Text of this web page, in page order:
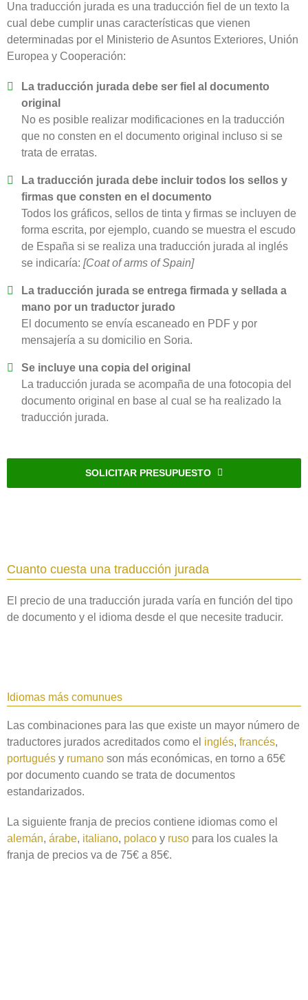
Una traducción jurada es una traducción fiel de un texto la
cual debe cumplir unas características que vienen
determinadas por el Ministerio de Asuntos Exteriores, Unión
Europea y Cooperación:
La traducción jurada debe ser fiel al documento
original
No es posible realizar modificaciones en la traducción
que no consten en el documento original incluso si se
trata de erratas.
La traducción jurada debe incluir todos los sellos y
firmas que consten en el documento
Todos los gráficos, sellos de tinta y firmas se incluyen de
forma escrita, por ejemplo, cuando se muestra el escudo
de España si se realiza una traducción jurada al inglés
se indicaría: [Coat of arms of Spain]
La traducción jurada se entrega firmada y sellada a
mano por un traductor jurado
El documento se envía escaneado en PDF y por
mensajería a su domicilio en Soria‎.
Se incluye una copia del original
La traducción jurada se acompaña de una fotocopia del
documento original en base al cual se ha realizado la
traducción jurada.
SOLICITAR PRESUPUESTO
Cuanto cuesta una traducción jurada
El precio de una traducción jurada varía en función del tipo
de documento y el idioma desde el que necesite traducir.
Idiomas más comunues
Las combinaciones para las que existe un mayor número de
traductores jurados acreditados como el inglés, francés,
portugués y rumano son más económicas, en torno a 65€
por documento cuando se trata de documentos
estandarizados.
La siguiente franja de precios contiene idiomas como el
alemán, árabe, italiano, polaco y ruso para los cuales la
franja de precios va de 75€ a 85€.